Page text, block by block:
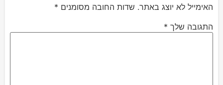
האימייל לא יוצג באתר. שדות החובה מסומנים *
התגובה שלך *